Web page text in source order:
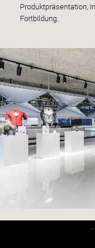
Produktpräsentation,
Fortbildung.